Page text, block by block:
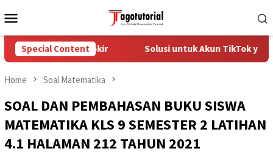
to
Menu
Special Content
yang Diblokir Solusi untuk Akun TikTok yang Diblokir
Home Soal Matematika
SOAL DAN PEMBAHASAN BUKU SISWA
MATEMATIKA KLS 9 SEMESTER 2 LATIHAN
4.1 HALAMAN 212 TAHUN 2021